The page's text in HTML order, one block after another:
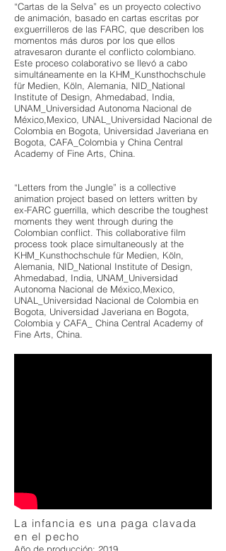
“Cartas de la Selva” es un proyecto colectivo
de animación, basado en cartas escritas por
exguerrilleros de las FARC, que describen los
momentos más duros por los que ellos
atravesaron durante el conflicto colombiano.
Este proceso colaborativo se llevó a cabo
simultáneamente en la KHM_Kunsthochschule
für Medien, Köln, Alemania, NID_National
Institute of Design, Ahmedabad, India,
UNAM_Universidad Autonoma Nacional de
México,Mexico, UNAL_Universidad Nacional de
Colombia en Bogota, Universidad Javeriana en
Bogota, CAFA_Colombia y China Central
Academy of Fine Arts, China.
“Letters from the Jungle” is a collective
animation project based on letters written by
ex-FARC guerrilla, which describe the toughest
moments they went through during the
Colombian conflict. This collaborative film
process took place simultaneously at the
KHM_Kunsthochschule für Medien, Köln,
Alemania, NID_National Institute of Design,
Ahmedabad, India, UNAM_Universidad
Autonoma Nacional de México,Mexico,
UNAL_Universidad Nacional de Colombia en
Bogota, Universidad Javeriana en Bogota,
Colombia y CAFA_ China Central Academy of
Fine Arts, China.
La infancia es una paga clavada
en el pecho